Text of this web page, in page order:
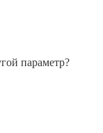
параметр?